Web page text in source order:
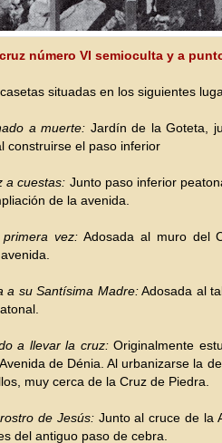
número VI semioculta y a
situadas en los siguientes
a muerte: Jardín de la Goteta,
construirse el paso inferior
a cuestas: Junto paso inferior
de la avenida.
primera vez:Adosada al muro del
a su Santísima Madre:Adosada al
a llevar la cruz:Originalmente
de Dénia. Al urbanizarse la
muy cerca de la Cruz de Piedra.
de Jesús:Junto al cruce de la
del antiguo paso de cebra.